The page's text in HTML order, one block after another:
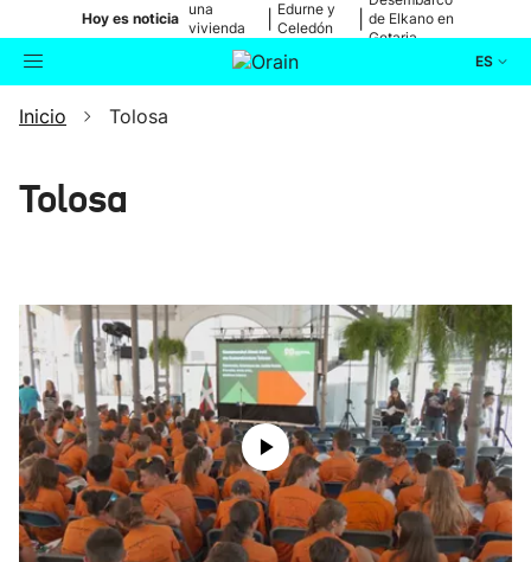
Hoy es noticia
una
vivienda
de Bilbao
Edurne y
Celedón
de Elkano en
Getaria
ES
Buscador
Ikusmiran
Eguraldia
Inicio Tolosa
Tolosa